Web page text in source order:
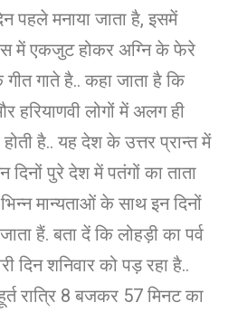
पहले मनाया जाता है, इसमें
में एकजुट होकर अग्नि के फेरे
गाते है.. कहा जाता है कि
हरियाणवी लोगों में अलग ही
है.. यह देश के उत्तर प्रान्त में
दिनों पुरे देश में पतंगों का ताता
मान्यताओं के साथ इन दिनों
हैं. बता दें कि लोहड़ी का पर्व
दिन शनिवार को पड़ रहा है..
रात्रि 8 बजकर 57 मिनट का